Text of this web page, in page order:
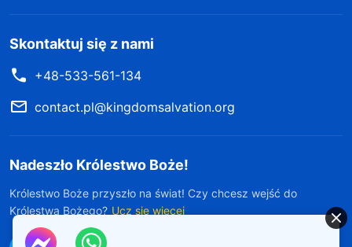
Skontaktuj się z nami
+48-533-561-134
contact.pl@kingdomsalvation.org
Nadeszło Królestwo Boże!
Królestwo Boże przyszło na świat! Czy chcesz wejść do
Królestwa Bożego? Ucz się więcej